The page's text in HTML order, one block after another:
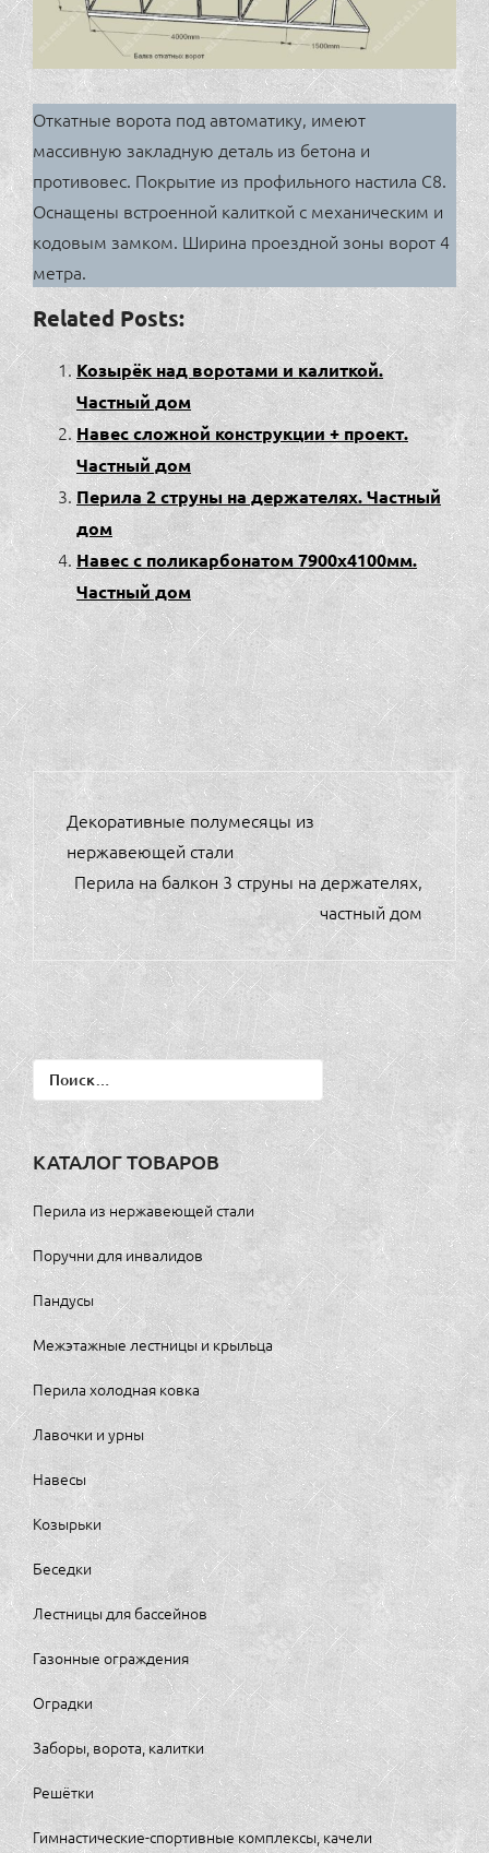
Откатные ворота под автоматику, имеют
массивную закладную деталь из бетона и
противовес. Покрытие из профильного настила С8.
Оснащены встроенной калиткой с механическим и
кодовым замком. Ширина проездной зоны ворот 4
метра.
Related Posts:
Козырёк над воротами и калиткой.
Частный дом
Навес сложной конструкции + проект.
Частный дом
Перила 2 струны на держателях. Частный
дом
Навес с поликарбонатом 7900х4100мм.
Частный дом
НАВИГАЦИЯ
ПО
ЗАПИСЯМ
Декоративные полумесяцы из
нержавеющей стали
Перила на балкон 3 струны на держателях,
частный дом
Найти:
КАТАЛОГ ТОВАРОВ
Перила из нержавеющей стали
Поручни для инвалидов
Пандусы
Межэтажные лестницы и крыльца
Перила холодная ковка
Лавочки и урны
Навесы
Козырьки
Беседки
Лестницы для бассейнов
Газонные ограждения
Оградки
Заборы, ворота, калитки
Решётки
Гимнастические-спортивные комплексы, качели